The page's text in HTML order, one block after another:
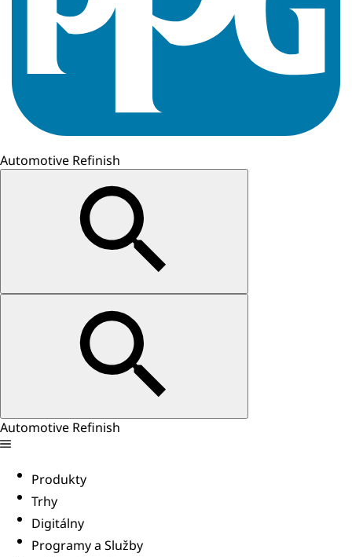
Automotive Refinish
Automotive Refinish
Produkty
Trhy
Digitálny
Programy a Služby